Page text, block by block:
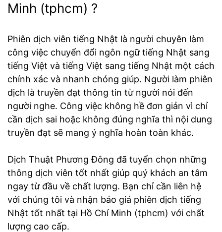
Minh (tphcm) ?
Phiên dịch viên tiếng Nhật là người chuyên làm
công việc chuyển đổi ngôn ngữ tiếng Nhật sang
tiếng Việt và tiếng Việt sang tiếng Nhật một cách
chính xác và nhanh chóng giúp. Người làm phiên
dịch là truyền đạt thông tin từ người nói đến
người nghe. Công việc không hề đơn giản vì chỉ
cần dịch sai hoặc không đúng nghĩa thì nội dung
truyền đạt sẽ mang ý nghĩa hoàn toàn khác.
Dịch Thuật Phương Đông đã tuyển chọn những
thông dịch viên tốt nhất giúp quý khách an tâm
ngay từ đầu về chất lượng. Bạn chỉ cần liên hệ
với chúng tôi và nhận báo giá phiên dịch tiếng
Nhật tốt nhất tại Hồ Chí Minh (tphcm) với chất
lượng cao cấp.